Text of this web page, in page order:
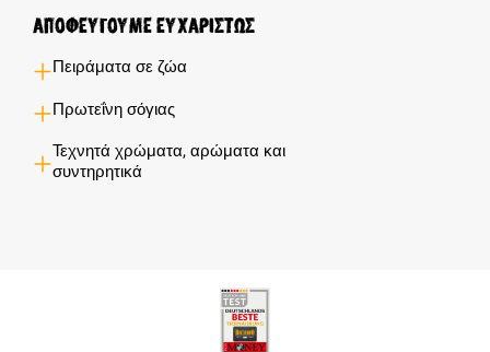
Αποφεύγουμε ευχαρίστως
Πειράματα σε ζώα
Πρωτεΐνη σόγιας
Τεχνητά χρώματα, αρώματα και
συντηρητικά